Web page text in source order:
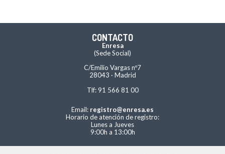
CONTACTO
Enresa
(Sede Social)
C/Emilio Vargas nº7
28043 · Madrid
Tlf: 91 566 81 00
Email: registro@enresa.es
Horario de atención de registro:
Lunes a Jueves
9:00h a 13:00h